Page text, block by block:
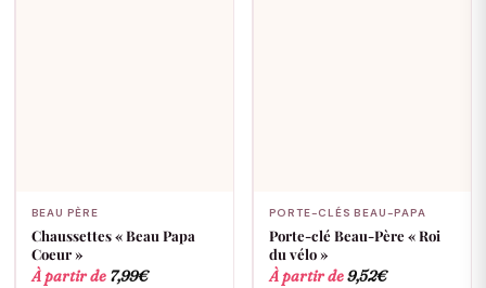
BEAU PÈRE
Chaussettes « Beau Papa
Coeur »
À partir de 7,99€
PORTE-CLÉS BEAU-PAPA
Porte-clé Beau-Père « Roi
du vélo »
À partir de9,52€